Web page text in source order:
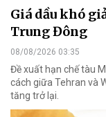
Giá dầu khó
Trung Đông
08/08/2026 03:35
Đề xuất hạn chế tàu
cách giữa Tehran và
tăng trở lại.